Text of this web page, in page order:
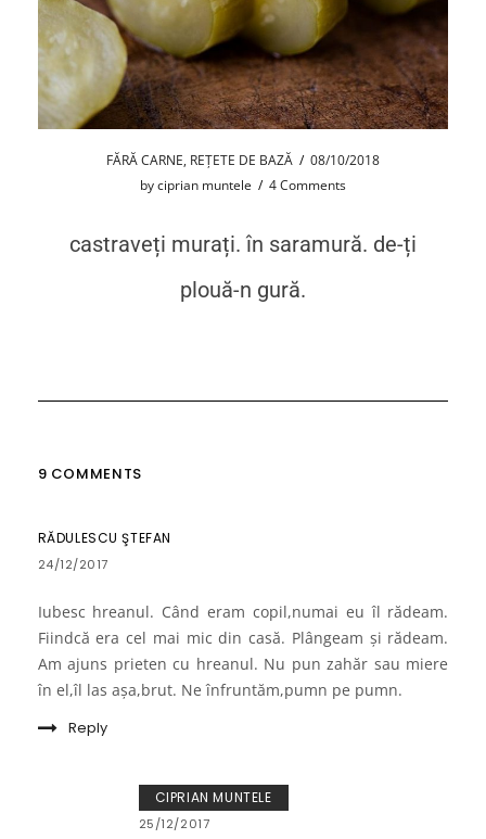
FĂRĂ CARNE, REȚETE DE BAZĂ / 08/10/2018
byciprian muntele / 4 Comments
castraveți murați. în saramură. de-ți
plouă-n gură.
9 COMMENTS
RĂDULESCU ŞTEFAN
24/12/2017
Iubesc hreanul. Când eram copil,numai eu îl rădeam.
Fiindcă era cel mai mic din casă. Plângeam şi rădeam.
Am ajuns prieten cu hreanul. Nu pun zahăr sau miere
în el,îl las aşa,brut. Ne înfruntăm,pumn pe pumn.
Reply
CIPRIAN MUNTELE
25/12/2017